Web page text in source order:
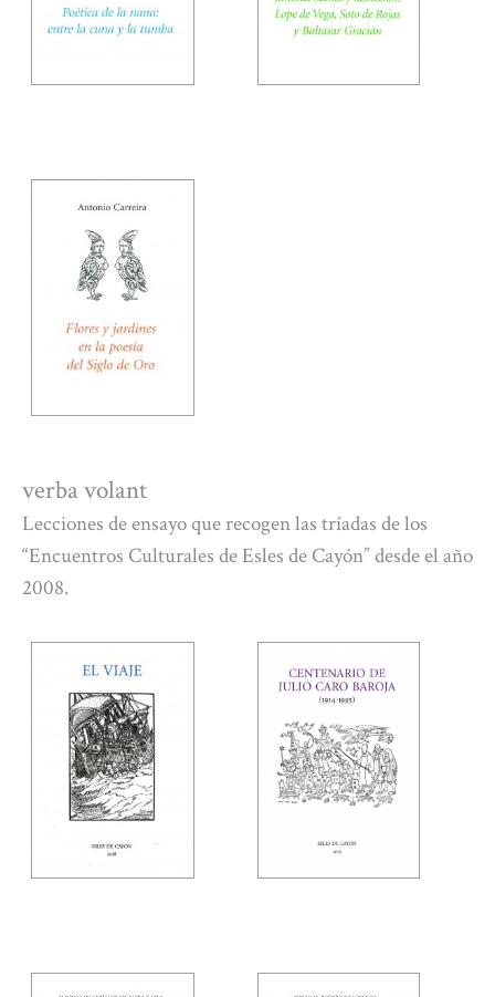
verba volant
Lecciones de ensayo que recogen las tríadas de los
“Encuentros Culturales de Esles de Cayón” desde el año
2008.